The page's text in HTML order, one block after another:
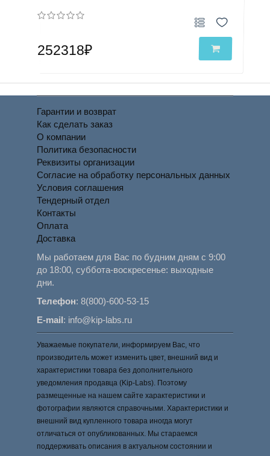
252318₽
Гарантии и возврат
Как сделать заказ
О компании
Политика безопасности
Реквизиты организации
Согласие на обработку персональных данных
Условия соглашения
Тендерный отдел
Контакты
Оплата
Доставка
Мы работаем для Вас по будним дням с 9:00
до 18:00, суббота-воскресенье: выходные
дни.
Телефон:8(800)-600-53-15
E-mail: info@kip-labs.ru
Уважаемые покупатели, информируем Вас, что
производитель может изменить цвет, внешний вид и
характеристики товара без дополнительного
уведомления продавца (Kip-Labs). Поэтому
размещенные на нашем сайте характеристики и
фотографии являются справочными. Характеристики и
внешний вид купленного товара иногда могут
отличаться от опубликованных. Мы стараемся
поддерживать описания в актуальном состоянии и